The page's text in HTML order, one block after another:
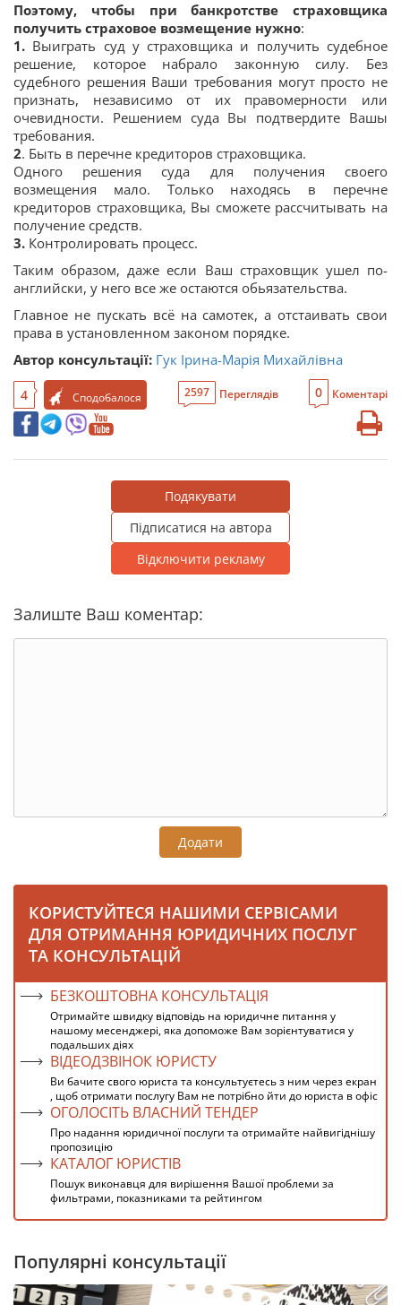
Поэтому, чтобы при банкротстве страховщика
получить страховое возмещение нужно:
1. Выиграть суд у страховщика и получить судебное
решение, которое набрало законную силу. Без
судебного решения Ваши требования могут просто не
признать, независимо от их правомерности или
очевидности. Решением суда Вы подтвердите Вашы
требования.
2. Быть в перечне кредиторов страховщика.
Одного решения суда для получения своего
возмещения мало. Только находясь в перечне
кредиторов страховщика, Вы сможете рассчитывать на
получение средств.
3. Контролировать процесс.
Таким образом, даже если Ваш страховщик ушел по-
английски, у него все же остаются обьязательства.
Главное не пускать всё на самотек, а отстаивать свои
права в установленном законом порядке.
Автор консультації: Гук Ірина-Марія Михайлівна
4 Сподобалося 2597 Переглядів 0 Коментарі
Подякувати
Підписатися на автора
Відключити рекламу
Залиште Ваш коментар:
Додати
КОРИСТУЙТЕСЯ НАШИМИ СЕРВІСАМИ
ДЛЯ ОТРИМАННЯ ЮРИДИЧНИХ ПОСЛУГ
ТА КОНСУЛЬТАЦІЙ
БЕЗКОШТОВНА КОНСУЛЬТАЦІЯ
Отримайте швидку відповідь на юридичне питання у
нашому месенджері, яка допоможе Вам зорієнтуватися у
подальших діях
ВІДЕОДЗВІНОК ЮРИСТУ
Ви бачите свого юриста та консультуєтесь з ним через екран
, щоб отримати послугу Вам не потрібно йти до юриста в офіс
ОГОЛОСІТЬ ВЛАСНИЙ ТЕНДЕР
Про надання юридичної послуги та отримайте найвигіднішу
пропозицію
КАТАЛОГ ЮРИСТІВ
Пошук виконавця для вирішення Вашої проблеми за
фильтрами, показниками та рейтингом
Популярні консультації